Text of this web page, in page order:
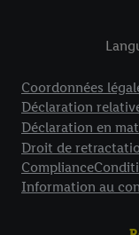
Coordonnées
Déclaration
Déclaration en
Droit de
Compliance
Information au